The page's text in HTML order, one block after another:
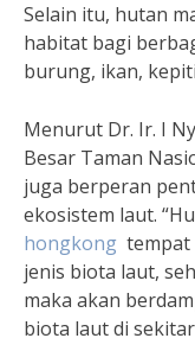
Selain itu, hutan
habitat bagi
burung, ikan,
Menurut Dr. Ir. I
Besar Taman
juga berperan
ekosistem laut.
hongkong tempat
jenis biota laut,
maka akan
biota laut di